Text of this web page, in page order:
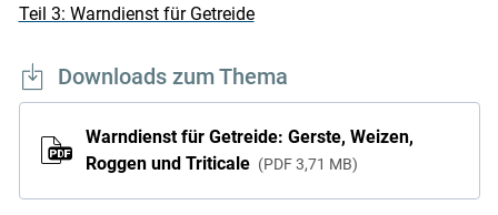
Teil 3: Warndienst für Getreide
Downloads zum Thema
Warndienst für Getreide: Gerste, Weizen,
Roggen und Triticale
PDF 3,71 MB